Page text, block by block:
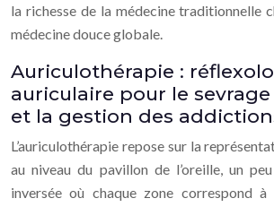
la richesse de la médecine traditionnelle
médecine douce globale.
Auriculothérapie :
auriculaire pour le
et la gestion des
L’auriculothérapie repose sur la
au niveau du pavillon de l’oreille, un
inversée où chaque zone correspond